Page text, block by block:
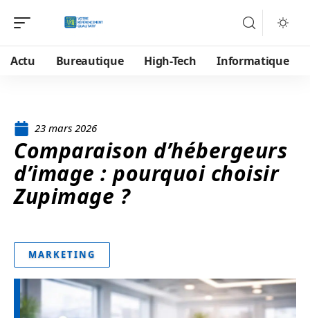
Actu Bureautique High-Tech Informatique
23 mars 2026
Comparaison d’hébergeurs
d’image : pourquoi choisir
Zupimage ?
MARKETING